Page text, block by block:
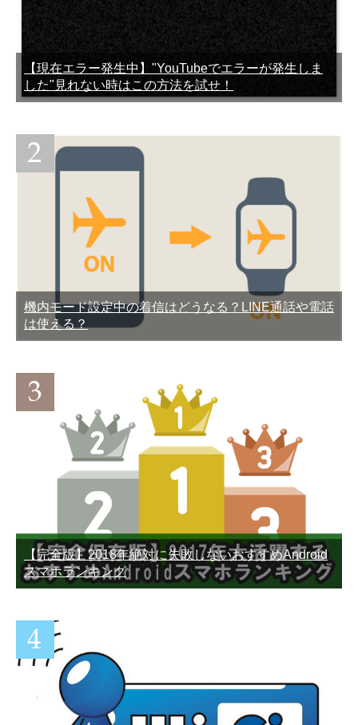
LINEプリペイドカードのチ
ャージができない？使えな
い？原因と解決策
機種変更でバックアップ保
存したLINEトーク履歴を復
元する方法
LINEのうざいスタンプを集
LINEの知り合いかも？がう
ざい！全部削除して非表示
既読したのにLINEアイコン
の赤い通知が消えない不具
合の対処法まとめ
るとどうなる？何が消えて
何が消えない？
【現在エラー発生中】"YouTubeでエラーが発生しま
した"見れない時はこの方法を試せ！
機内モード設定中の着信はどうなる？LINE通話や電話
は使える？
【完全版】2018年絶対に失敗しないおすすめAndroid
スマホランキング